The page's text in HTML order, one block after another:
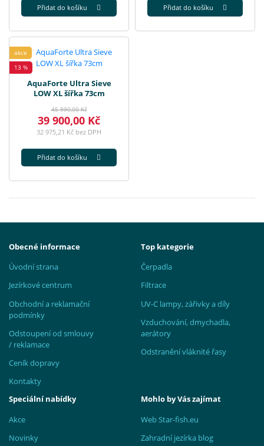
Přidat do košíku Přidat do košíku
akce
13 %
AquaForte Ultra Sieve
LOW XL šířka 73cm
45 990,00 Kč
39 900,00 Kč
32 975,21 Kč bez DPH
Přidat do košíku
Obecné informace
Úvodní strana
Jezírkové centrum
Obchodní a reklamační
podmínky
Odstoupení od smlouvy
/ reklamace
Ceník dopravy
Kontakty
Top kategorie
Čerpadla
Filtrace
UV-C lampy, zářivky a díly
Vzduchování, dmychadla,
aerátory
Odstranění vláknité řasy
Speciální nabídky
Akce
Novinky
Mohlo by Vás zajímat
Web Star-fish.eu
Zahradní jezírka blog